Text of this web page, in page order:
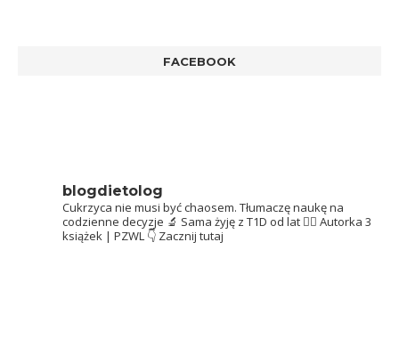
FACEBOOK
blogdietolog
Cukrzyca nie musi być chaosem. Tłumaczę naukę na
codzienne decyzje 🔬 Sama żyję z T1D od lat 👩‍⚕️ Autorka 3
książek | PZWL 👇 Zacznij tutaj